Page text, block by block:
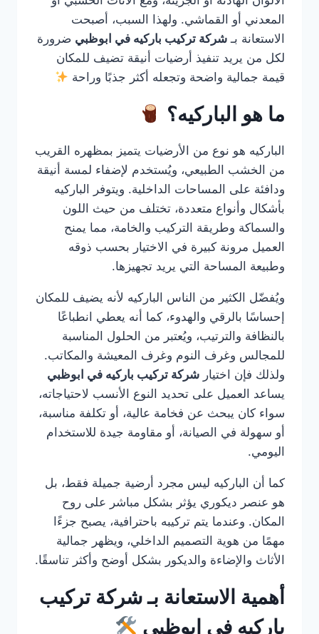
المعدني أو القماشي. ولهذا السبب، أصبحت
الاستعانة بـ شركة تركيب باركيه في ابوظبي ضرورة
لكل من يريد تنفيذ أرضيات أنيقة تضيف للمكان
قيمة جمالية واضحة وتجعله أكثر جذبًا وراحة
ما هو الباركيه؟
الباركيه هو نوع من الأرضيات يتميز بمظهره القريب
من الخشب الطبيعي، ويُستخدم لإضفاء لمسة أنيقة
ودافئة على المساحات الداخلية. ويتوفر الباركيه
بأشكال وأنواع متعددة، تختلف من حيث اللون
والسماكة وطريقة التركيب والخامة، مما يمنح
العميل مرونة كبيرة في الاختيار بحسب ذوقه
وطبيعة المساحة التي يريد تجهيزها.
ويُفضّل الكثير من الناس الباركيه لأنه يضيف للمكان
إحساسًا بالرقي والهدوء، كما أنه يعطي انطباعًا
بالنظافة والترتيب، ويُعتبر من الحلول المناسبة
للمجالس وغرف النوم وغرف المعيشة والمكاتب.
ولذلك فإن اختيار شركة تركيب باركيه في ابوظبي
يساعد العميل على تحديد النوع الأنسب لاحتياجاته،
سواء كان يبحث عن فخامة عالية، أو تكلفة مناسبة،
أو سهولة في الصيانة، أو مقاومة جيدة للاستخدام
اليومي.
كما أن الباركيه ليس مجرد أرضية جميلة فقط، بل
هو عنصر ديكوري يؤثر بشكل مباشر على روح
المكان. وعندما يتم تركيبه باحترافية، يصبح جزءًا
مهمًا من هوية التصميم الداخلي، ويظهر جمالية
الأثاث والإضاءة والديكور بشكل أوضح وأكثر تناسقًا.
أهمية الاستعانة بـ شركة تركيب
باركيه في ابوظبي